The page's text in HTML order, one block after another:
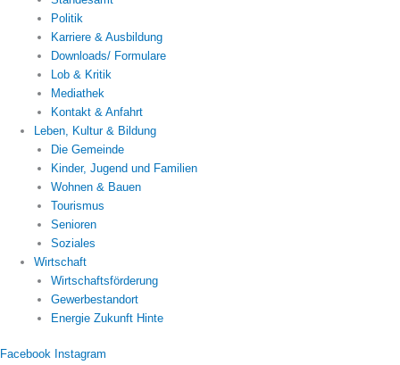
Politik
Karriere & Ausbildung
Downloads/ Formulare
Lob & Kritik
Mediathek
Kontakt & Anfahrt
Leben, Kultur & Bildung
Die Gemeinde
Kinder, Jugend und Familien
Wohnen & Bauen
Tourismus
Senioren
Soziales
Wirtschaft
Wirtschaftsförderung
Gewerbestandort
Energie Zukunft Hinte
Facebook Instagram